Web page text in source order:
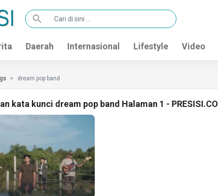
search
Daerah Internasional Lifestyle Video
dream pop band
kata kunci dream pop band Halaman 1 - PRESISI.CO